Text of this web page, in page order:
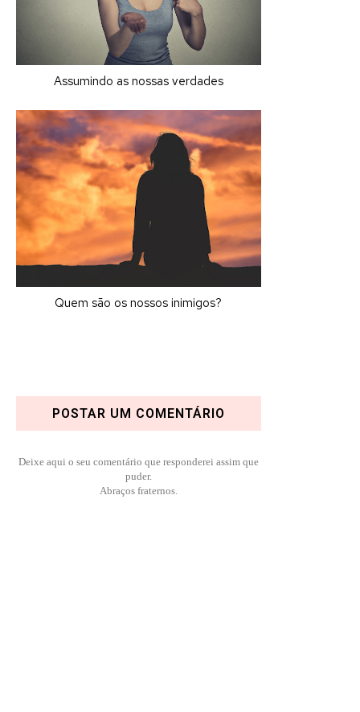
Assumindo as nossas verdades
Quem são os nossos inimigos?
POSTAR UM COMENTÁRIO
Deixe aqui o seu comentário que responderei assim que
puder.
Abraços fraternos.